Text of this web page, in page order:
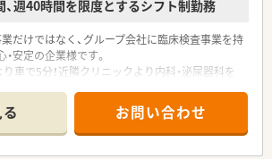
すキャリアパスも可能です
画立案に携われます
週40時間を限度とするシフト制勤務
だけではなく、グループ会社に臨床検査事業を持
・安定の企業様です。
り車で5分！近隣クリニックより内科・泌尿器科を
～のお迎えです。ご経歴・勤務条件により、2,000
ていただけます。
お問い合わせ